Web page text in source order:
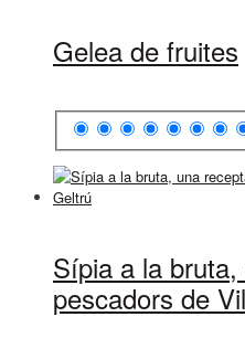
Gelea de fruites
Sípia a la
pescadors de